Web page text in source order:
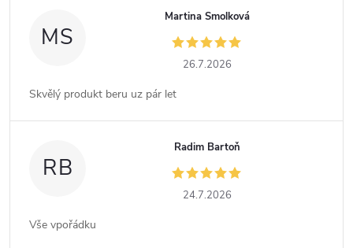
MS
Martina Smolková
26.7.2026
Skvělý produkt beru uz pár let
RB
Radim Bartoň
24.7.2026
Vše vpořádku